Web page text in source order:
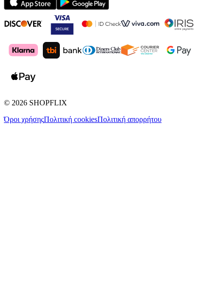
© 2026 SHOPFLIX
Όροι χρήσηςΠολιτική cookiesΠολιτική απορρήτου